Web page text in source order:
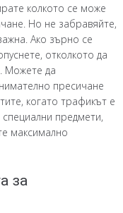
колкото се може
Но не забравяйте,
Ако зърно се
отколкото да
Можете да
пресичане
когато трафикът е
предмети,
максимално
за